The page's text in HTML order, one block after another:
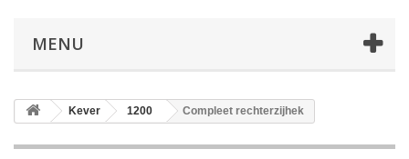
MENU
Kever 1200 Compleet rechterzijhek